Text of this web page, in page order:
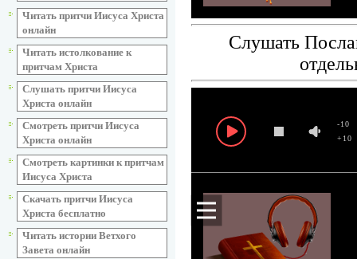
Читать притчи Иисуса Христа
онлайн
Читать истолкование к
притчам Христа
Слушать притчи Иисуса
Христа онлайн
Смотреть притчи Иисуса
Христа онлайн
Смотреть картинки к притчам
Иисуса Христа
Скачать притчи Иисуса
Христа бесплатно
Читать истории Ветхого
Завета онлайн
Слушать
+10
-10